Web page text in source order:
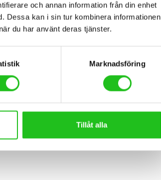
och annan information från din enhet
Dessa kan i sin tur kombinera informationen
du har använt deras tjänster.
Marknadsföring
Tillåt alla